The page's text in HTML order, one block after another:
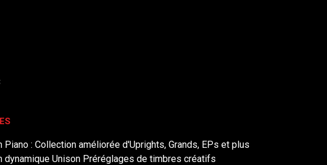
: Collection améliorée d'Uprights, Grands, EPs et plus
dynamique Unison Préréglages de timbres créatifs